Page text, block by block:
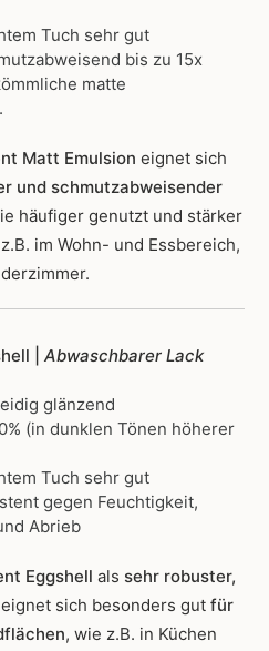
Tuch sehr gut
bis zu 15x
matte
Matt Emulsion eignet sich
und schmutzabweisender
häufiger genutzt und stärker
im Wohn- und Essbereich,
| Abwaschbarer Lack
glänzend
(in dunklen Tönen höherer
Tuch sehr gut
gegen Feuchtigkeit,
Abrieb
Eggshell als sehr robuster,
eignet sich besonders gut für
, wie z.B. in Küchen